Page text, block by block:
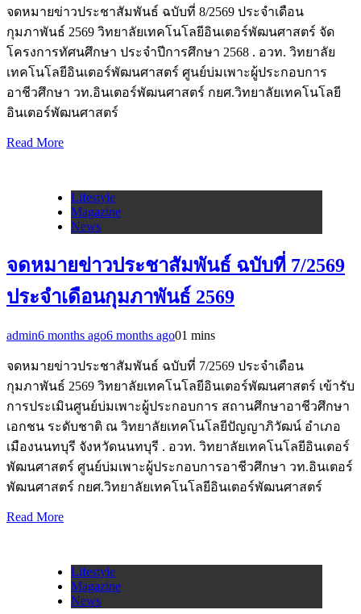
จดหมายข่าวประชาสัมพันธ์ ฉบับที่ 8/2569 ประจำเดือน
กุมภาพันธ์ 2569 วิทยาลัยเทคโนโลยีอินเตอร์พัฒนศาสตร์ จัด
โครงการทัศนศึกษา ประจำปีการศึกษา 2568 . อวท. วิทยาลัย
เทคโนโลยีอินเตอร์พัฒนศาสตร์ ศูนย์บ่มเพาะผู้ประกอบการ
อาชีวศึกษา วท.อินเตอร์พัฒนศาสตร์ กยศ.วิทยาลัยเทคโนโลยี
อินเตอร์พัฒนศาสตร์
Read More
Lifestyle
Magazine
News
จดหมายข่าวประชาสัมพันธ์ ฉบับที่ 7/2569
ประจำเดือนกุมภาพันธ์ 2569
admin6 months ago6 months ago01 mins
จดหมายข่าวประชาสัมพันธ์ ฉบับที่ 7/2569 ประจำเดือน
กุมภาพันธ์ 2569 วิทยาลัยเทคโนโลยีอินเตอร์พัฒนศาสตร์ เข้ารับ
การประเมินศูนย์บ่มเพาะผู้ประกอบการ สถานศึกษาอาชีวศึกษา
เอกชน ระดับชาติ ณ วิทยาลัยเทคโนโลยีปัญญาภิวัฒน์ อำเภอ
เมืองนนทบุรี จังหวัดนนทบุรี . อวท. วิทยาลัยเทคโนโลยีอินเตอร์
พัฒนศาสตร์ ศูนย์บ่มเพาะผู้ประกอบการอาชีวศึกษา วท.อินเตอร์
พัฒนศาสตร์ กยศ.วิทยาลัยเทคโนโลยีอินเตอร์พัฒนศาสตร์
Read More
Lifestyle
Magazine
News